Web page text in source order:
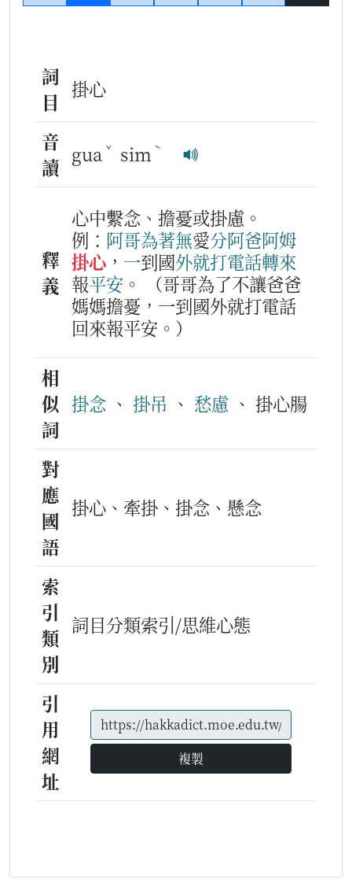
詞
目
掛心
音
讀
gua ˇ sim ˋ
釋
義
心中繫念、擔憂或掛慮。
例： 阿哥為著無愛分阿爸阿姆
掛心 ， 一到國外就打電話轉來
報平安 。
（哥哥為了不讓爸爸
媽媽擔憂，一到國外就打電話
回來報平安。）
相
似
詞
掛念 、 掛吊 、 愁慮 、 掛心腸
對
應
國
語
掛心、牽掛、掛念、懸念
索
引
類
別
詞目分類索引/思維心態
引
用
網
址
複製